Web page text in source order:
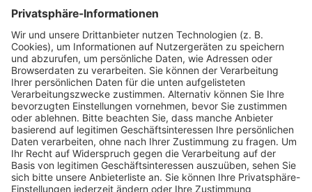
Firmenporträts
Panorama
Produkte
Ratgeber
Weitblick
WEITERES AUS DEM VERLAG